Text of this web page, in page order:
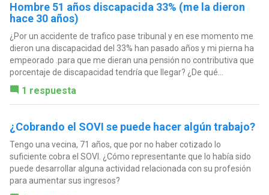
Hombre 51 años discapacida 33% (me la dieron
hace 30 años)
¿Por un accidente de trafico pase tribunal y en ese momento me
dieron una discapacidad del 33% han pasado años y mi pierna ha
empeorado .para que me dieran una pensión no contributiva que
porcentaje de discapacidad tendría que llegar? ¿De qué...
1 respuesta
¿Cobrando el SOVI se puede hacer algún trabajo?
Tengo una vecina, 71 años, que por no haber cotizado lo
suficiente cobra el SOVI. ¿Cómo representante que lo había sido
puede desarrollar alguna actividad relacionada con su profesión
para aumentar sus ingresos?